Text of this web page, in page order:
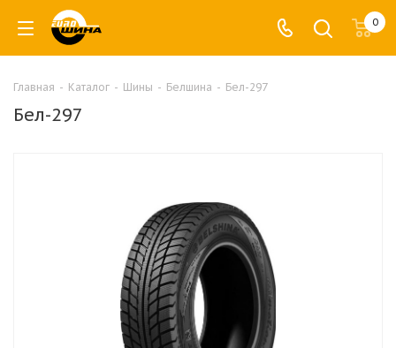
0
Главная - Каталог - Шины - Белшина - Бел-297
Бел-297